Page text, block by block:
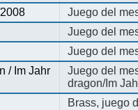
Juego del
Juego del
Juego del
/ Im Jahr
Juego del
dragon/Im
Brass, juego